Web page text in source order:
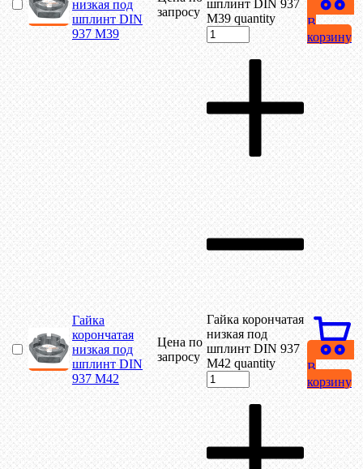
низкая под
шплинт DIN
937 М39
запросу
шплинт DIN 937
М39 quantity
В
корзину
Гайка
корончатая
низкая под
шплинт DIN
937 М42
Цена по
запросу
Гайка корончатая
низкая под
шплинт DIN 937
М42 quantity
В
корзину